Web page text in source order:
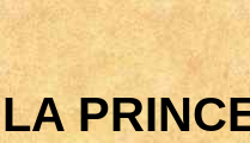
LA